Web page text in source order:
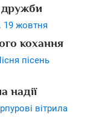
дружби
19 жовтня
кохання
пісень
надії
вітрила